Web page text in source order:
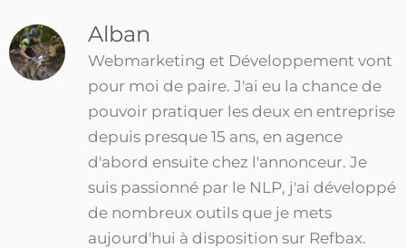
Alban
Webmarketing et Développement vont
pour moi de paire. J'ai eu la chance de
pouvoir pratiquer les deux en entreprise
depuis presque 15 ans, en agence
d'abord ensuite chez l'annonceur. Je
suis passionné par le NLP, j'ai développé
de nombreux outils que je mets
aujourd'hui à disposition sur Refbax.